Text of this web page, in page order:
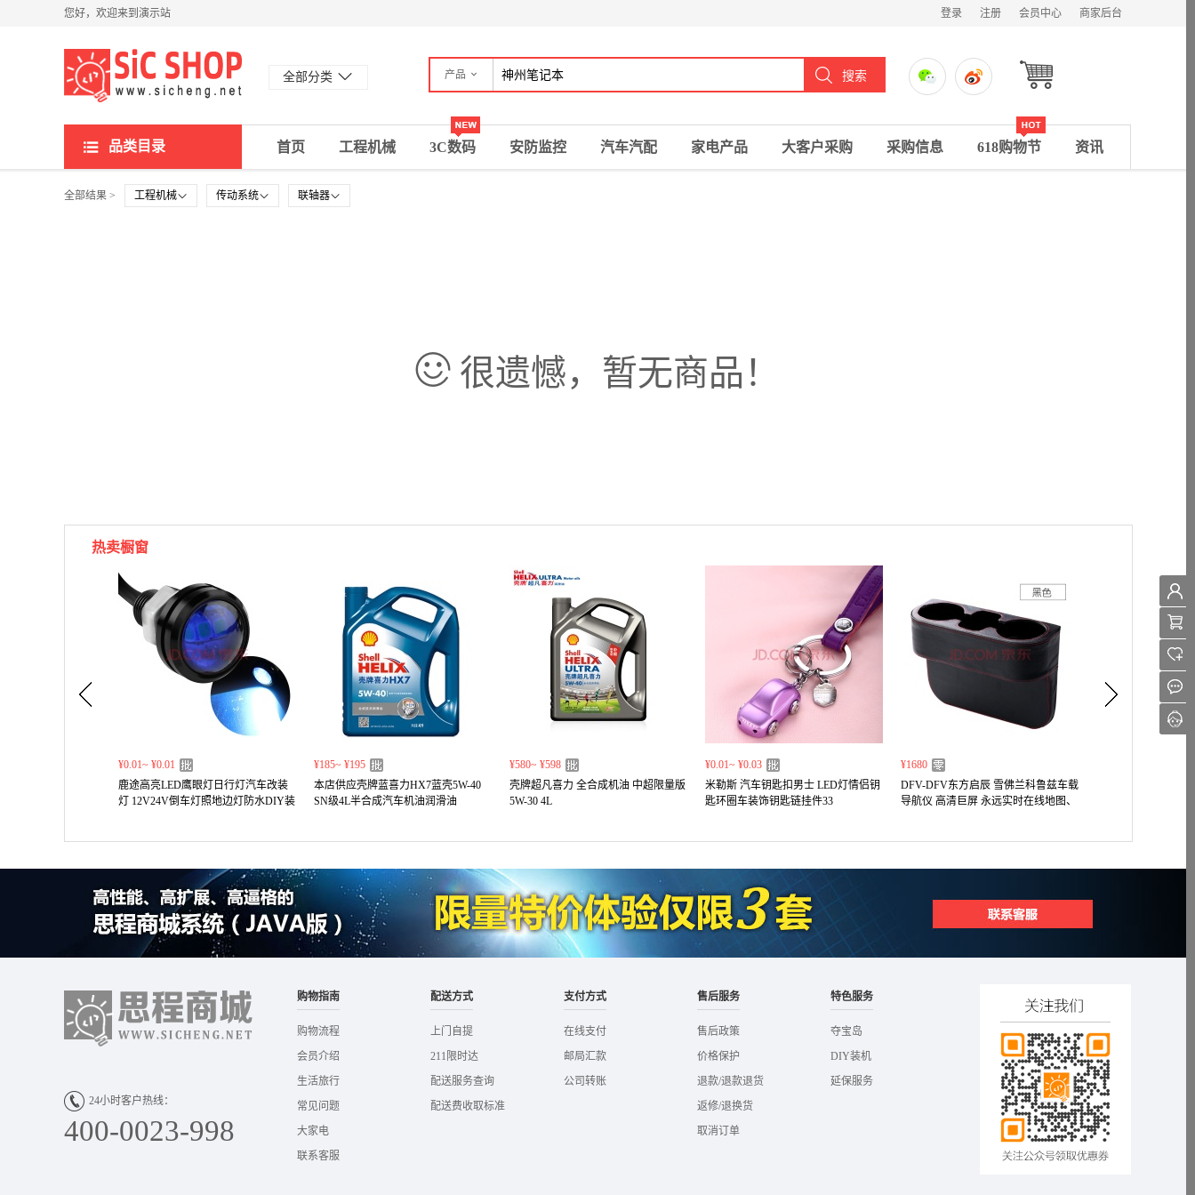
您好，欢迎来到演示站 登录 注册 会员中心 商家后台
全部分类 产品
品类目录 首页 工程机械 3C数码 安防监控 汽车汽配 家电产品 大客户采购 采购信息 618购物节 资讯
全部结果 > 工程机械 传动系统 联轴器
很遗憾，暂无商品！
热卖橱窗
¥0.01~ ¥0.01
鹿途高亮LED鹰眼灯日行灯汽车改装
灯 12V24V倒车灯照地边灯防水DIY装
¥185~ ¥195
本店供应壳牌蓝喜力HX7蓝壳5W-40
SN级4L半合成汽车机油润滑油
¥580~ ¥598
壳牌超凡喜力 全合成机油 中超限量版
5W-30 4L
¥0.01~ ¥0.03
米勒斯 汽车钥匙扣男士 LED灯情侣钥
匙环圈车装饰钥匙链挂件33
¥1680
DFV-DFV东方启辰 雪佛兰科鲁兹车载
导航仪 高清巨屏 永远实时在线地图、
24小时客户热线：
400-0023-998
购物指南
购物流程
会员介绍
生活旅行
常见问题
大家电
联系客服
配送方式
上门自提
211限时达
配送服务查询
配送费收取标准
支付方式
在线支付
邮局汇款
公司转账
售后服务
售后政策
价格保护
退款/退款退货
返修/退换货
取消订单
特色服务
夺宝岛
DIY装机
延保服务